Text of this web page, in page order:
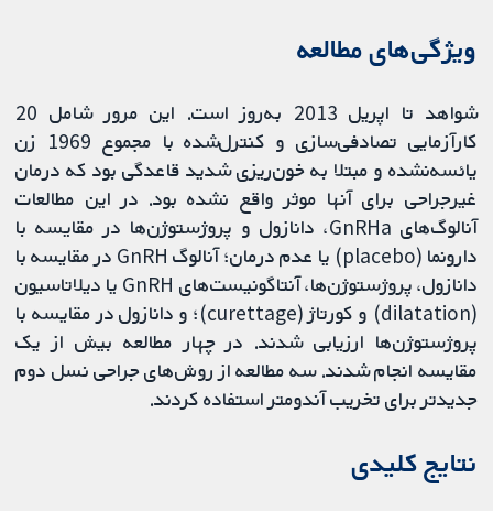
ویژگی‌های مطالعه
شواهد تا اپریل 2013 به‌روز است. این مرور شامل 20
کارآزمایی تصادفی‌سازی و کنترل‌شده با مجموع 1969 زن
یائسه‌نشده و مبتلا به خون‌ریزی شدید قاعدگی بود که درمان
غیرجراحی برای آنها موثر واقع نشده بود. در این مطالعات
آنالوگ‌های GnRHa، دانازول و پروژستوژن‌ها در مقایسه با
دارونما (placebo) یا عدم درمان؛ آنالوگ GnRH در مقایسه با
دانازول، پروژستوژن‌ها، آنتاگونیست‌های GnRH یا دیلاتاسیون
(dilatation) و کورتاژ (curettage)؛ و دانازول در مقایسه با
پروژستوژن‌ها ارزیابی شدند. در چهار مطالعه بیش از یک
مقایسه انجام شدند. سه مطالعه از روش‌های جراحی نسل دوم
جدیدتر برای تخریب آندومتر استفاده کردند.
نتایج کلیدی